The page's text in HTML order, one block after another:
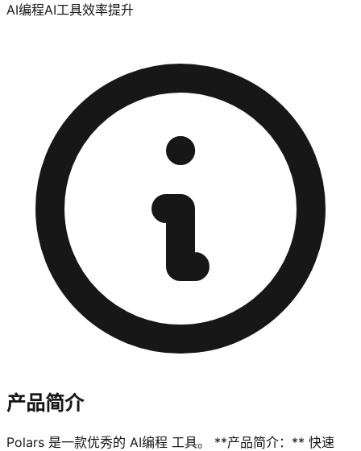
AI编程AI工具效率提升
产品简介
Polars 是一款优秀的 AI编程 工具。 **产品简介：** 快速